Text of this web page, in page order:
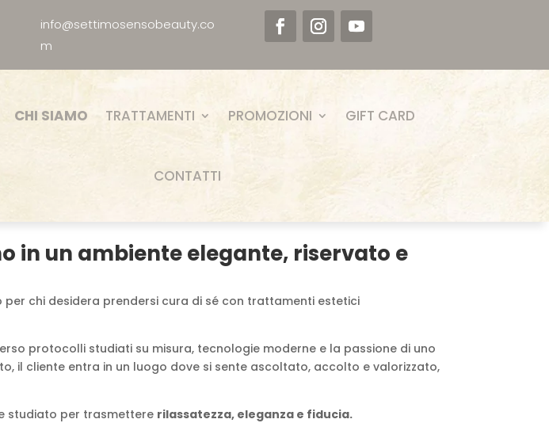
info@settimosensobeauty.co
m
CHI SIAMO TRATTAMENTI PROMOZIONI GIFT CARD
CONTATTI
in un ambiente elegante, riservato e
per chi desidera prendersi cura di sé con trattamenti estetici
protocolli studiati su misura, tecnologie moderne e la passione di uno
il cliente entra in un luogo dove si sente ascoltato, accolto e valorizzato,
studiato per trasmettere rilassatezza, eleganza e fiducia.